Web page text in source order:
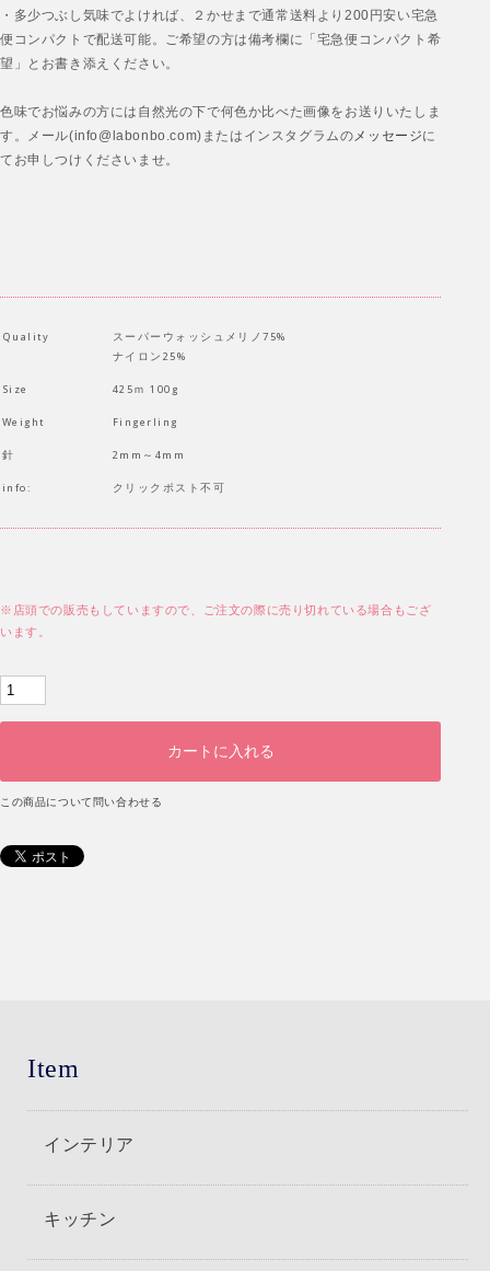
・多少つぶし気味でよければ、２かせまで通常送料より200円安い宅急
便コンパクトで配送可能。ご希望の方は備考欄に「宅急便コンパクト希
望」とお書き添えください。
色味でお悩みの方には自然光の下で何色か比べた画像をお送りいたしま
す。メール(info@labonbo.com)またはインスタグラムのメッセージに
てお申しつけくださいませ。
Quality
スーパーウォッシュメリノ75%
ナイロン25%
Size 425ｍ 100g
Weight Fingerling
針 2mm～4mm
info: クリックポスト不可
※店頭での販売もしていますので、ご注文の際に売り切れている場合もござ
います。
この商品について問い合わせる
Item
インテリア
キッチン